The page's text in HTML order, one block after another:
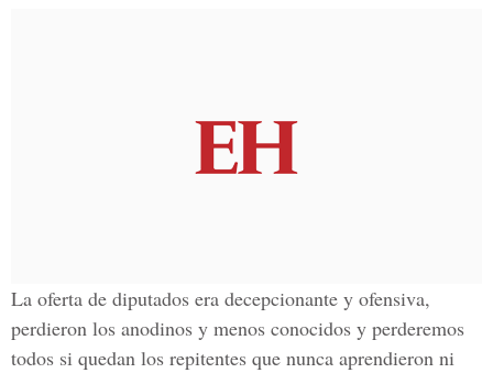
La oferta de diputados era decepcionante y ofensiva,
perdieron los anodinos y menos conocidos y perderemos
todos si quedan los repitentes que nunca aprendieron ni